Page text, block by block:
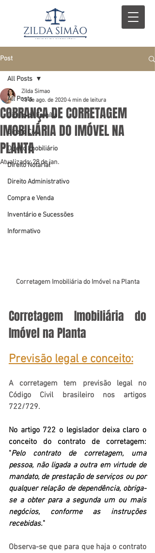
Post
All Posts
Direito de Família
Direito Civil
Direito Imobiliário
Direito Notarial
Direito Administrativo
Compra e Venda
Inventário e Sucessões
Informativo
All Posts
COBRANÇA DE CORRETAGEM
IMOBILIÁRIA DO IMÓVEL NA
PLANTA
Zilda Simao
13 de ago. de 2020 4 min de leitura
Atualizado:28 de jan.
Corretagem Imobiliária do Imóvel na Planta
Corretagem Imobiliária do
Imóvel na Planta
Previsão legal e conceito:
A corretagem tem previsão legal no
Código Civil brasileiro nos artigos
722/729.
No artigo 722 o legislador deixa claro o
conceito do contrato de corretagem:
"Pelo contrato de corretagem, uma
pessoa, não ligada a outra em virtude de
mandato, de prestação de serviços ou por
qualquer relação de dependência, obriga-
se a obter para a segunda um ou mais
negócios, conforme as instruções
recebidas."
Observa-se que para que haja o contrato